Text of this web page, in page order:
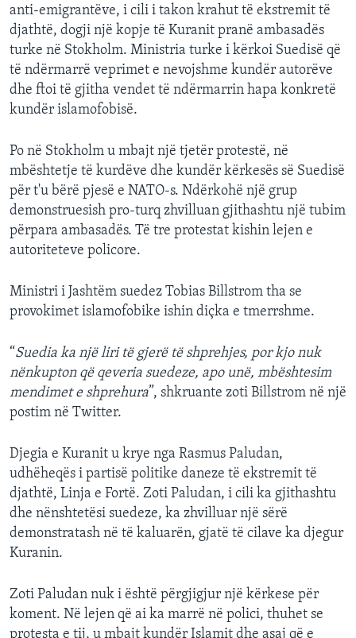
anti-emigrantëve, i cili i takon krahut të ekstremit të
djathtë, dogji një kopje të Kuranit pranë ambasadës
turke në Stokholm. Ministria turke i kërkoi Suedisë që
të ndërmarrë veprimet e nevojshme kundër autorëve
dhe ftoi të gjitha vendet të ndërmarrin hapa konkretë
kundër islamofobisë.
Po në Stokholm u mbajt një tjetër protestë, në
mbështetje të kurdëve dhe kundër kërkesës së Suedisë
për t'u bërë pjesë e NATO-s. Ndërkohë një grup
demonstruesish pro-turq zhvilluan gjithashtu një tubim
përpara ambasadës. Të tre protestat kishin lejen e
autoriteteve policore.
Ministri i Jashtëm suedez Tobias Billstrom tha se
provokimet islamofobike ishin diçka e tmerrshme.
“Suedia ka një liri të gjerë të shprehjes, por kjo nuk
nënkupton që qeveria suedeze, apo unë, mbështesim
mendimet e shprehura”, shkruante zoti Billstrom në një
postim në Twitter.
Djegia e Kuranit u krye nga Rasmus Paludan,
udhëheqës i partisë politike daneze të ekstremit të
djathtë, Linja e Fortë. Zoti Paludan, i cili ka gjithashtu
dhe nënshtetësi suedeze, ka zhvilluar një sërë
demonstratash në të kaluarën, gjatë të cilave ka djegur
Kuranin.
Zoti Paludan nuk i është përgjigjur një kërkese për
koment. Në lejen që ai ka marrë në polici, thuhet se
protesta e tij, u mbajt kundër Islamit dhe asaj që e